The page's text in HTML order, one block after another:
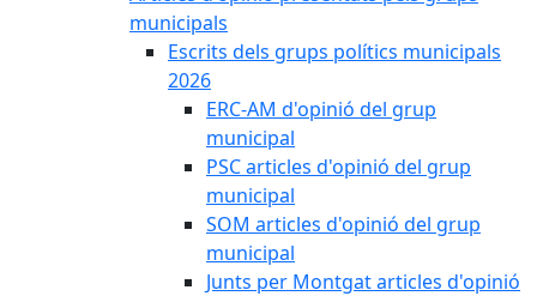
municipals
Escrits dels grups polítics municipals
2026
ERC-AM d'opinió del grup
municipal
PSC articles d'opinió del grup
municipal
SOM articles d'opinió del grup
municipal
Junts per Montgat articles d'opinió